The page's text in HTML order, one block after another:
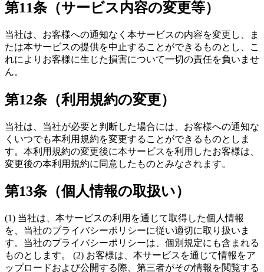
第11条（サービス内容の変更等）
当社は、お客様への通知なく本サービスの内容を変更し、ま
たは本サービスの提供を中止することができるものとし、こ
れによりお客様に生じた損害について一切の責任を負いませ
ん。
第12条（利用規約の変更）
当社は、当社が必要と判断した場合には、お客様への通知な
くいつでも本利用規約を変更することができるものとしま
す。本利用規約の変更後に本サービスを利用したお客様は、
変更後の本利用規約に同意したものとみなされます。
第13条（個人情報の取扱い）
(1) 当社は、本サービスの利用を通じて取得した個人情報
を、当社のプライバシーポリシーに従い適切に取り扱いま
す。当社のプライバシーポリシーは、個別規定にも含まれる
ものとします。 (2) お客様は、本サービスを通じて情報をア
ップロードおよび公開する際、第三者がその情報を閲覧する